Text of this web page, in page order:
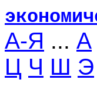
А-Я ... А
Ц Ч Ш Э